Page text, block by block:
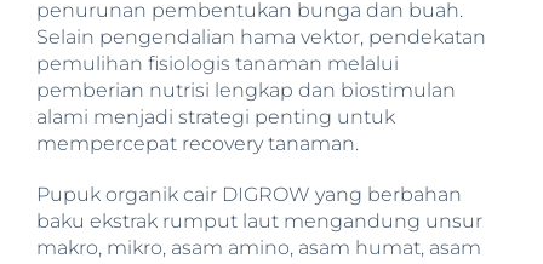
penurunan pembentukan bunga dan buah.
Selain pengendalian hama vektor, pendekatan
pemulihan fisiologis tanaman melalui
pemberian nutrisi lengkap dan biostimulan
alami menjadi strategi penting untuk
mempercepat recovery tanaman.
Pupuk organik cair DIGROW yang berbahan
baku ekstrak rumput laut mengandung unsur
makro, mikro, asam amino, asam humat, asam